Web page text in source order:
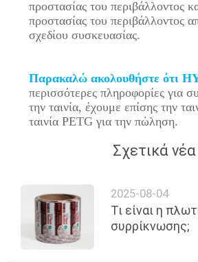
προστασίας του περιβάλλοντος
προστασίας του περιβάλλοντος
σχεδίου συσκευασίας.
Παρακαλώ ακολουθήστε ότι
περισσότερες πληροφορίες για
την ταινία, έχουμε επίσης την
ταινία PETG για την πώληση.
Σχετικά νέα
2025-08-04
Τι είναι η
συρρίκνωσης;